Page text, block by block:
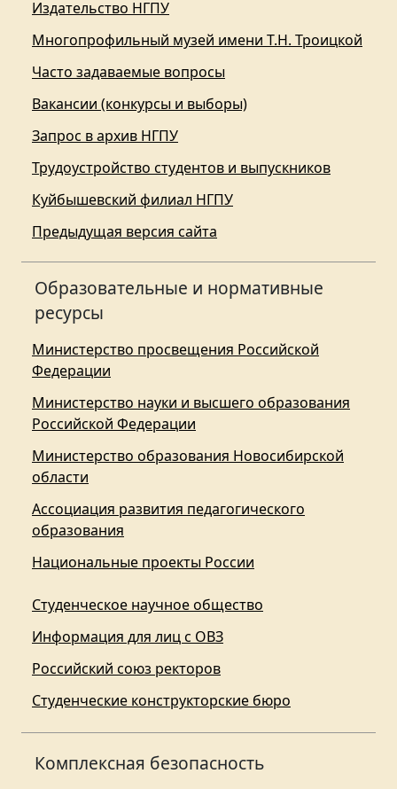
Издательство НГПУ
Многопрофильный музей имени Т.Н. Троицкой
Часто задаваемые вопросы
Вакансии (конкурсы и выборы)
Запрос в архив НГПУ
Трудоустройство студентов и выпускников
Куйбышевский филиал НГПУ
Предыдущая версия сайта
Образовательные и нормативные
ресурсы
Министерство просвещения Российской
Федерации
Министерство науки и высшего образования
Российской Федерации
Министерство образования Новосибирской
области
Ассоциация развития педагогического
образования
Национальные проекты России
Студенческое научное общество
Информация для лиц с ОВЗ
Российский союз ректоров
Студенческие конструкторские бюро
Комплексная безопасность